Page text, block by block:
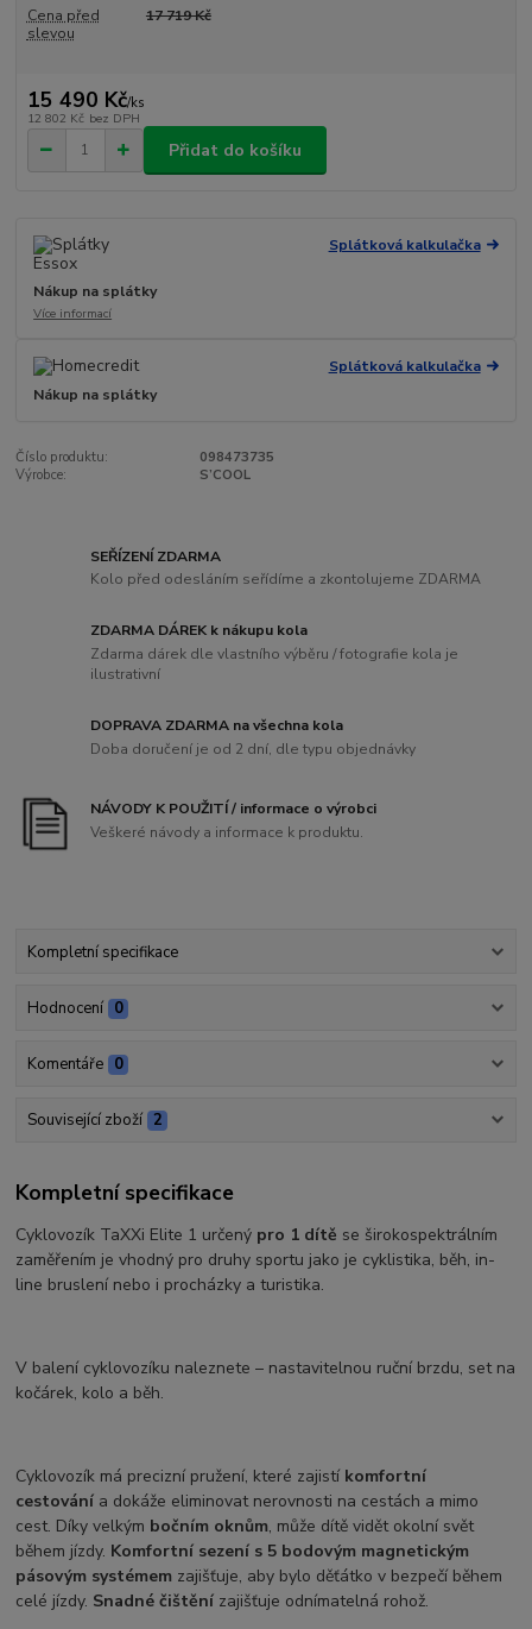
Cena před
slevou
17 719 Kč
15 490 Kč/ks
12 802 Kč bez DPH
Přidat do košíku
Splátková kalkulačka
Nákup na splátky
Více informací
Splátková kalkulačka
Nákup na splátky
Číslo produktu:
098473735
Výrobce:
S’COOL
SEŘÍZENÍ ZDARMA
Kolo před odesláním seřídíme a zkontolujeme ZDARMA
ZDARMA DÁREK k nákupu kola
Zdarma dárek dle vlastního výběru / fotografie kola je
ilustrativní
DOPRAVA ZDARMA na všechna kola
Doba doručení je od 2 dní, dle typu objednávky
NÁVODY K POUŽITÍ / informace o výrobci
Veškeré návody a informace k produktu.
Kompletní specifikace
Hodnocení 0
Komentáře 0
Související zboží 2
Kompletní specifikace
Cyklovozík TaXXi Elite 1 určený pro 1 dítě se širokospektrálním
zaměřením je vhodný pro druhy sportu jako je cyklistika, běh, in-
line bruslení nebo i procházky a turistika.
V balení cyklovozíku naleznete – nastavitelnou ruční brzdu, set na
kočárek, kolo a běh.
Cyklovozík má precizní pružení, které zajistí komfortní
cestování a dokáže eliminovat nerovnosti na cestách a mimo
cest. Díky velkým bočním oknům, může dítě vidět okolní svět
během jízdy. Komfortní sezení s 5 bodovým magnetickým
pásovým systémem zajišťuje, aby bylo děťátko v bezpečí během
celé jízdy. Snadné čištění zajišťuje odnímatelná rohož.